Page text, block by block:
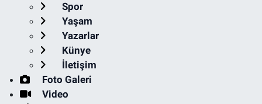
Spor
Yaşam
Yazarlar
Künye
İletişim
Foto Galeri
Video